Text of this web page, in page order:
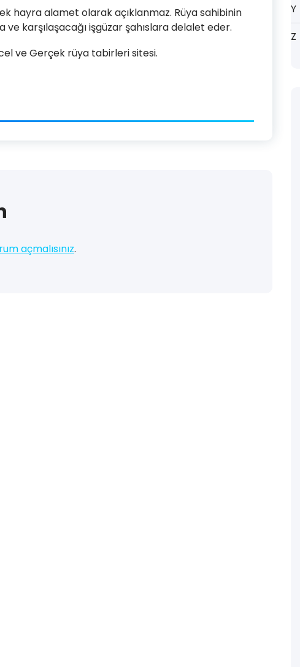
hayra alamet olarak açıklanmaz. Rüya sahibinin
karşılaşacağı işgüzar şahıslara delalet eder.
ve Gerçek rüya tabirleri sitesi.
açmalısınız.
Y
Z